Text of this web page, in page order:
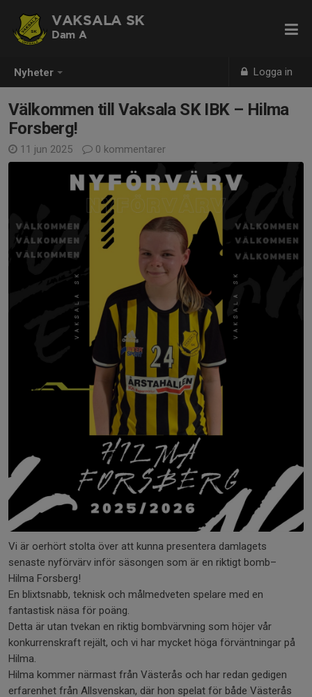
Nyheter Logga in
VAKSALA SK
Dam A
Välkommen till Vaksala SK IBK – Hilma
Forsberg!
11 jun 2025 0 kommentarer
Vi är oerhört stolta över att kunna presentera damlagets
senaste nyförvärv inför säsongen som är en riktigt bomb–
Hilma Forsberg!
En blixtsnabb, teknisk och målmedveten spelare med en
fantastisk näsa för poäng.
Detta är utan tvekan en riktig bombvärvning som höjer vår
konkurrenskraft rejält, och vi har mycket höga förväntningar på
Hilma.
Hilma kommer närmast från Västerås och har redan gedigen
erfarenhet från Allsvenskan, där hon spelat för både Västerås